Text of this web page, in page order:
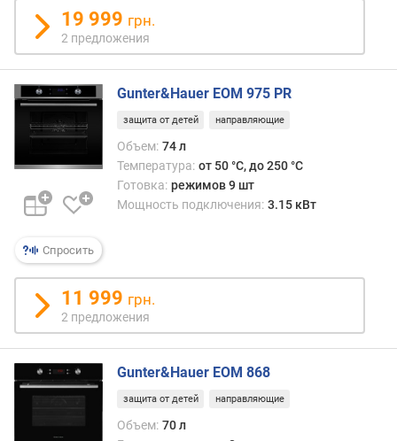
м
ь
н
я
е
м
п
р
а
у
(
°
C
19 999 грн.
2 предложения
Спросить
Gunter&Hauer EOM 975 PR
защита от детей направляющие
Объем: 74 л
Температура: от 50 °C, до 250 °C
Готовка: режимов 9 шт
Мощность подключения: 3.15 кВт
11 999 грн.
2 предложения
Gunter&Hauer EOM 868
защита от детей направляющие
Объем: 70 л